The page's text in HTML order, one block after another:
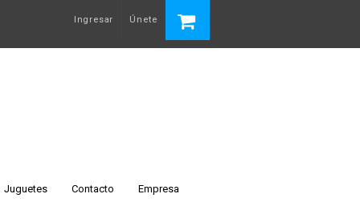
Únete
Ingresar
Juguetes Contacto Empresa